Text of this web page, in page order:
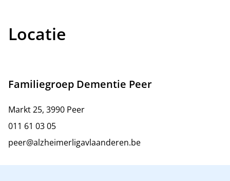
Locatie
Familiegroep Dementie Peer
Markt 25, 3990 Peer
011 61 03 05
peer@alzheimerligavlaanderen.be